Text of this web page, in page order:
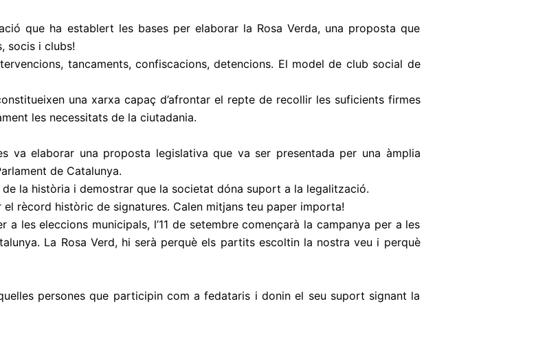
que ha establert les bases per elaborar la Rosa Verda, una proposta que
socis i clubs!
tancaments, confiscacions, detencions. El model de club social de
una xarxa capaç d’afrontar el repte de recollir les suficients firmes
les necessitats de la ciutadania.
va elaborar una proposta legislativa que va ser presentada per una àmplia
de Catalunya.
la història i demostrar que la societat dóna suport a la legalització.
el rècord històric de signatures. Calen mitjans teu paper importa!
les eleccions municipals, l’11 de setembre començarà la campanya per a les
La Rosa Verd, hi serà perquè els partits escoltin la nostra veu i perquè
persones que participin com a fedataris i donin el seu suport signant la